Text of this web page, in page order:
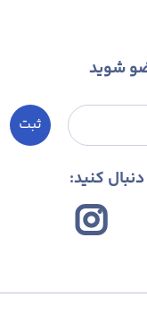
شوید
ثبت
کنید: